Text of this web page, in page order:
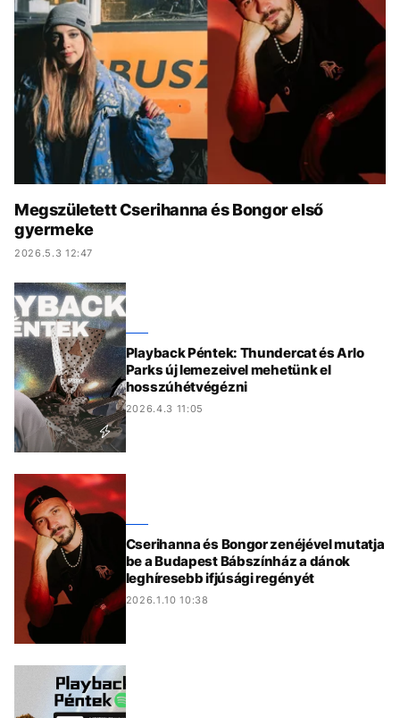
KÖZÉLET UTAZÁS
ÉLETMÓD DESIGN
BESZÉLGETÉSEK ARCOK
VIDEÓ TÖRTÉNETEK
GASZTRO
Megszületett Cserihanna és Bongor első
gyermeke
2026.5.3 12:47
Playback Péntek: Thundercat és Arlo
Parks új lemezeivel mehetünk el
hosszúhétvégézni
2026.4.3 11:05
Cserihanna és Bongor zenéjével mutatja
be a Budapest Bábszínház a dánok
leghíresebb ifjúsági regényét
2026.1.10 10:38